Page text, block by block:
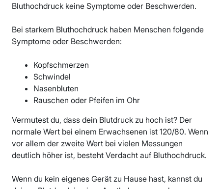
Bluthochdruck keine Symptome oder Beschwerden.
Bei starkem Bluthochdruck haben Menschen folgende
Symptome oder Beschwerden:
Kopfschmerzen
Schwindel
Nasenbluten
Rauschen oder Pfeifen im Ohr
Vermutest du, dass dein Blutdruck zu hoch ist? Der
normale Wert bei einem Erwachsenen ist 120/80. Wenn
vor allem der zweite Wert bei vielen Messungen
deutlich höher ist, besteht Verdacht auf Bluthochdruck.
Wenn du kein eigenes Gerät zu Hause hast, kannst du